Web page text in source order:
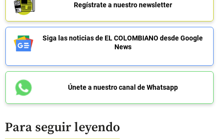
Regístrate a nuestro newsletter
Siga las noticias de EL COLOMBIANO desde Google
News
Únete a nuestro canal de Whatsapp
Para seguir leyendo